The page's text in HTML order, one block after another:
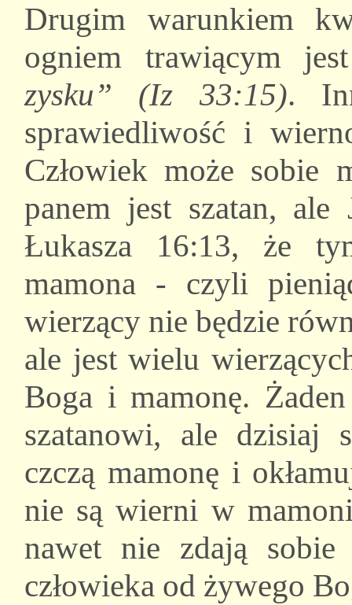
Drugim warunkiem
ogniem trawiącym
zysku” (Iz 33:15).
sprawiedliwość i
Człowiek może sobie
panem jest szatan, ale
Łukasza 16:13, że
mamona - czyli
wierzący nie będzie
ale jest wielu
Boga i mamonę.
szatanowi, ale dzisiaj
czczą mamonę i
nie są wierni w
nawet nie zdają sobie
człowieka od żywego